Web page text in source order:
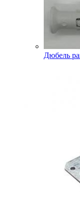
Дюбель